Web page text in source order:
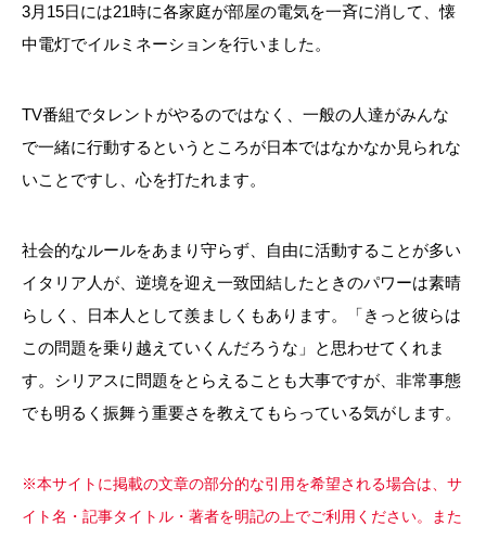
3月 15日には21時に各家庭が部屋の電気を一斉に消して、懐
中電灯でイルミネーションを行いました。
TV番組でタレントがやるのではなく、一般の人達がみんな
で一緒に行動するというところが日本ではなかなか見られな
いことですし、心を打たれます。
社会的なルールをあまり守らず、自由に活動することが多い
イタリア人が、逆境を迎え一致団結したときのパワーは素晴
らしく、日本人として羨ましくもあります。「きっと彼らは
この問題を乗り越えていくんだろうな」と思わせてくれま
す。シリアスに問題をとらえることも大事ですが、非常事態
でも明るく振舞う重要さを教えてもらっている気がします。
※本サイトに掲載の文章の部分的な引用を希望される場合は、サ
イト名・記事タイトル・著者を明記の上でご利用ください。また